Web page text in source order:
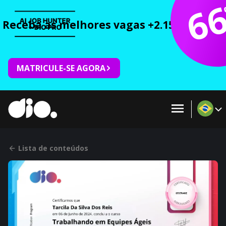
Receba as melhores vagas +2.150 cursos
MATRICULE-SE AGORA
Lista de conteúdos